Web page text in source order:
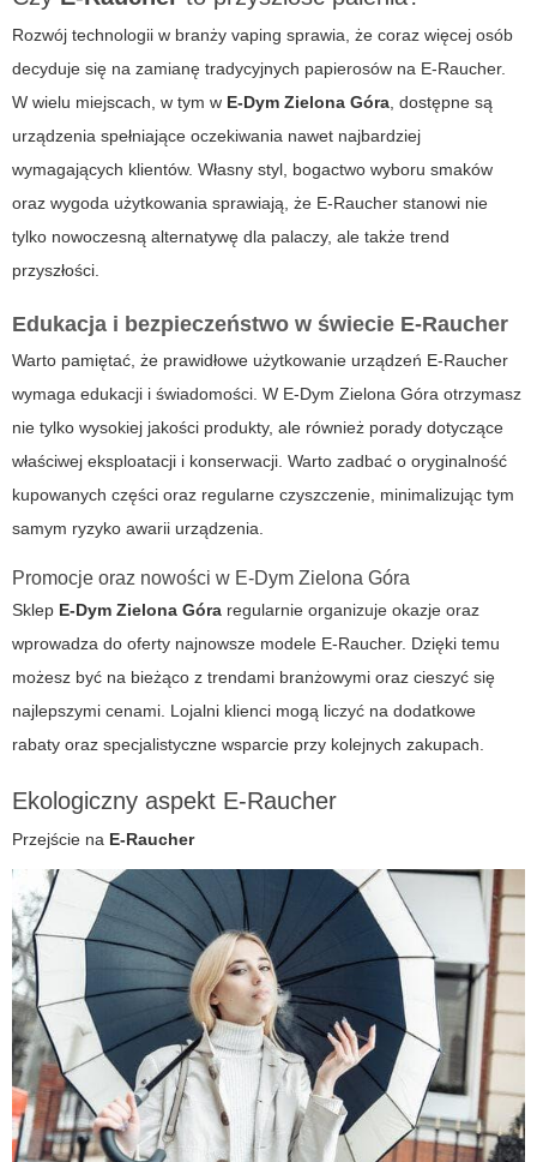
Rozwój technologii w branży vaping sprawia, że coraz więcej osób
decyduje się na zamianę tradycyjnych papierosów na E-Raucher.
W wielu miejscach, w tym w E-Dym Zielona Góra, dostępne są
urządzenia spełniające oczekiwania nawet najbardziej
wymagających klientów. Własny styl, bogactwo wyboru smaków
oraz wygoda użytkowania sprawiają, że E-Raucher stanowi nie
tylko nowoczesną alternatywę dla palaczy, ale także trend
przyszłości.
Edukacja i bezpieczeństwo w świecie E-Raucher
Warto pamiętać, że prawidłowe użytkowanie urządzeń E-Raucher
wymaga edukacji i świadomości. W E-Dym Zielona Góra otrzymasz
nie tylko wysokiej jakości produkty, ale również porady dotyczące
właściwej eksploatacji i konserwacji. Warto zadbać o oryginalność
kupowanych części oraz regularne czyszczenie, minimalizując tym
samym ryzyko awarii urządzenia.
Promocje oraz nowości w E-Dym Zielona Góra
Sklep E-Dym Zielona Góra regularnie organizuje okazje oraz
wprowadza do oferty najnowsze modele E-Raucher. Dzięki temu
możesz być na bieżąco z trendami branżowymi oraz cieszyć się
najlepszymi cenami. Lojalni klienci mogą liczyć na dodatkowe
rabaty oraz specjalistyczne wsparcie przy kolejnych zakupach.
Ekologiczny aspekt E-Raucher
Przejście na E-Raucher